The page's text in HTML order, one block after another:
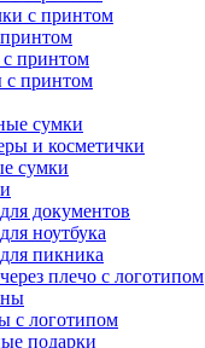
с принтом
принтом
принтом
сумки
и косметички
сумки
документов
ноутбука
пикника
плечо с логотипом
с логотипом
подарки